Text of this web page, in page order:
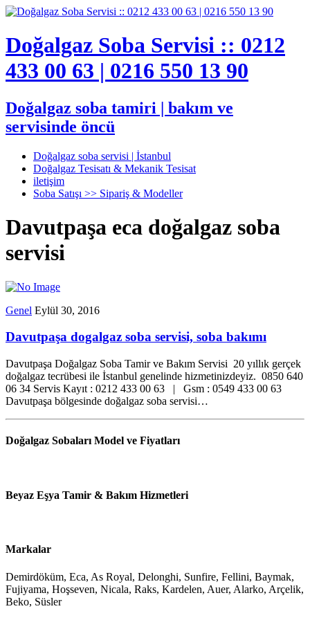
Doğalgaz Soba Servisi :: 0212
433 00 63 | 0216 550 13 90
Doğalgaz soba tamiri | bakım ve
servisinde öncü
Doğalgaz soba servisi | İstanbul
Doğalgaz Tesisatı & Mekanik Tesisat
iletişim
Soba Satışı >> Sipariş & Modeller
Davutpaşa eca doğalgaz soba
servisi
Genel Eylül 30, 2016
Davutpaşa dogalgaz soba servisi, soba bakımı
Davutpaşa Doğalgaz Soba Tamir ve Bakım Servisi 20 yıllık gerçek
doğalgaz tecrübesi ile İstanbul genelinde hizmetinizdeyiz. 0850 640
06 34 Servis Kayıt : 0212 433 00 63 | Gsm : 0549 433 00 63
Davutpaşa bölgesinde doğalgaz soba servisi…
Doğalgaz Sobaları Model ve Fiyatları
Beyaz Eşya Tamir & Bakım Hizmetleri
Markalar
Demirdöküm, Eca, As Royal, Delonghi, Sunfire, Fellini, Baymak,
Fujiyama, Hoşseven, Nicala, Raks, Kardelen, Auer, Alarko, Arçelik,
Beko, Süsler